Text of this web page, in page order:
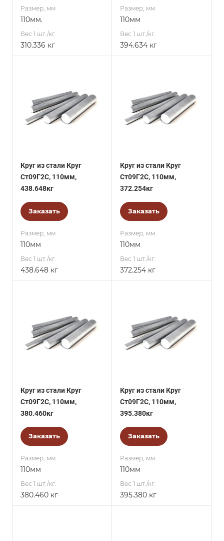
Размер, мм
110мм.
Вес 1 шт./кг.
310.336 кг
Размер, мм
110мм
Вес 1 шт./кг.
394.634 кг
Круг из стали Круг
Ст09Г2С, 110мм,
438.648кг
Заказать
Размер, мм
110мм
Вес 1 шт./кг.
438.648 кг
Круг из стали Круг
Ст09Г2С, 110мм,
372.254кг
Заказать
Размер, мм
110мм
Вес 1 шт./кг.
372.254 кг
Круг из стали Круг
Ст09Г2С, 110мм,
380.460кг
Заказать
Размер, мм
110мм
Вес 1 шт./кг.
380.460 кг
Круг из стали Круг
Ст09Г2С, 110мм,
395.380кг
Заказать
Размер, мм
110мм
Вес 1 шт./кг.
395.380 кг